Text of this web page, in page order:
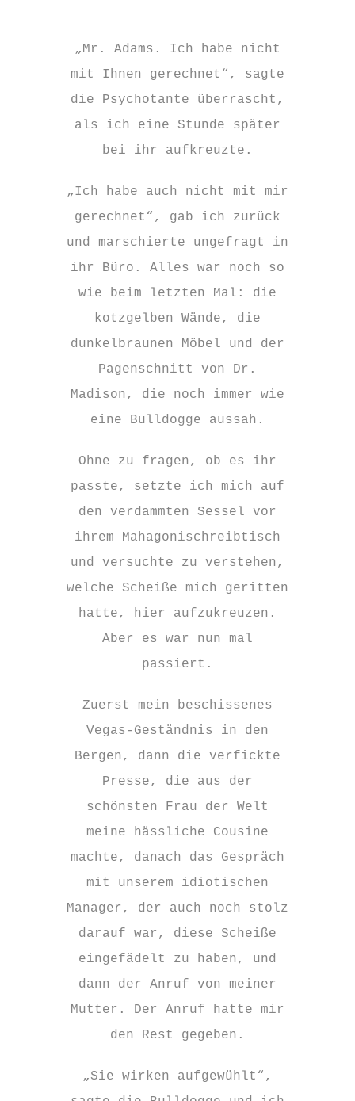
„Mr. Adams. Ich habe nicht
mit Ihnen gerechnet“, sagte
die Psychotante überrascht,
als ich eine Stunde später
bei ihr aufkreuzte.
„Ich habe auch nicht mit mir
gerechnet“, gab ich zurück
und marschierte ungefragt in
ihr Büro. Alles war noch so
wie beim letzten Mal: die
kotzgelben Wände, die
dunkelbraunen Möbel und der
Pagenschnitt von Dr.
Madison, die noch immer wie
eine Bulldogge aussah.
Ohne zu fragen, ob es ihr
passte, setzte ich mich auf
den verdammten Sessel vor
ihrem Mahagonischreibtisch
und versuchte zu verstehen,
welche Scheiße mich geritten
hatte, hier aufzukreuzen.
Aber es war nun mal
passiert.
Zuerst mein beschissenes
Vegas-Geständnis in den
Bergen, dann die verfickte
Presse, die aus der
schönsten Frau der Welt
meine hässliche Cousine
machte, danach das Gespräch
mit unserem idiotischen
Manager, der auch noch stolz
darauf war, diese Scheiße
eingefädelt zu haben, und
dann der Anruf von meiner
Mutter. Der Anruf hatte mir
den Rest gegeben.
„Sie wirken aufgewühlt“,